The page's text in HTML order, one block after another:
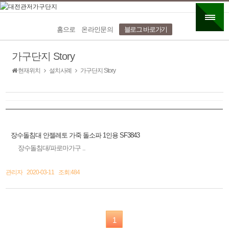
홈으로 온라인문의 블로그 바로가기
가구단지 Story
현재위치 설치사례 가구단지 Story
장수돌침대 안젤레토 가죽 돌소파 1인용 SF3843
장수돌침대/파로마가구 ..
관리자 2020-03-11 조회:484
1